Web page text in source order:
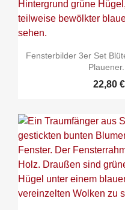
Fensterbilder 3er Set
22,80 €